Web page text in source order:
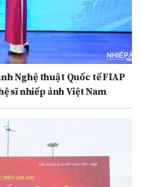
Nghệ thuật Quốc tế FIAP
sĩ nhiếp ảnh Việt Nam